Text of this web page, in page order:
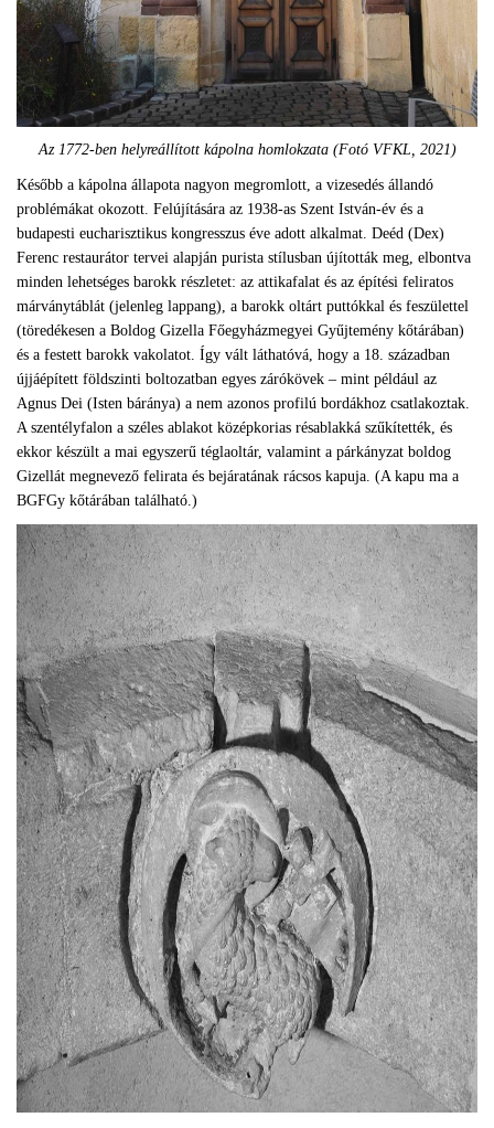
Az 1772-ben helyreállított kápolna homlokzata (Fotó VFKL, 2021)
Később a kápolna állapota nagyon megromlott, a vizesedés állandó
problémákat okozott. Felújítására az 1938-as Szent István-év és a
budapesti eucharisztikus kongresszus éve adott alkalmat. Deéd (Dex)
Ferenc restaurátor tervei alapján purista stílusban újították meg, elbontva
minden lehetséges barokk részletet: az attikafalat és az építési feliratos
márványtáblát (jelenleg lappang), a barokk oltárt puttókkal és feszülettel
(töredékesen a Boldog Gizella Főegyházmegyei Gyűjtemény kőtárában)
és a festett barokk vakolatot. Így vált láthatóvá, hogy a 18. században
újjáépített földszinti boltozatban egyes zárókövek – mint például az
Agnus Dei (Isten báránya) a nem azonos profilú bordákhoz csatlakoztak.
A szentélyfalon a széles ablakot középkorias résablakká szűkítették, és
ekkor készült a mai egyszerű téglaoltár, valamint a párkányzat boldog
Gizellát megnevező felirata és bejáratának rácsos kapuja. (A kapu ma a
BGFGy kőtárában található.)